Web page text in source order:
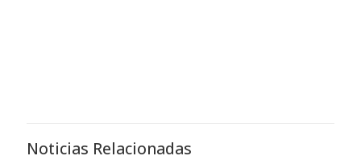
Noticias Relacionadas